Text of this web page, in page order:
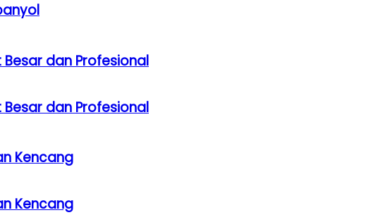
Besar dan Profesional
Kencang
Besar dan Profesional
Kencang